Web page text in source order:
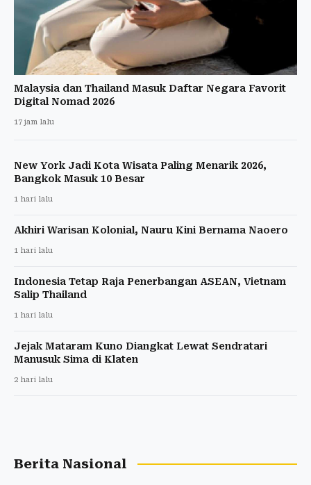
Malaysia dan Thailand Masuk Daftar Negara Favorit
Digital Nomad 2026
17 jam lalu
New York Jadi Kota Wisata Paling Menarik 2026,
Bangkok Masuk 10 Besar
1 hari lalu
Akhiri Warisan Kolonial, Nauru Kini Bernama Naoero
1 hari lalu
Indonesia Tetap Raja Penerbangan ASEAN, Vietnam
Salip Thailand
1 hari lalu
Jejak Mataram Kuno Diangkat Lewat Sendratari
Manusuk Sima di Klaten
2 hari lalu
Berita Nasional